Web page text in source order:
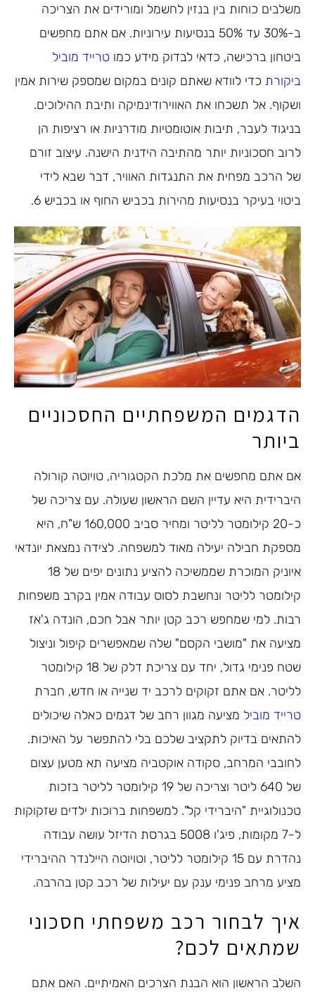
משלבים כוחות בין בנזין לחשמל ומורידים את הצריכה
ב-30% עד 50% בנסיעות עירוניות. אם אתם מחפשים
ביטחון ברכישה, כדאי לבדוק מידע כמו טרייד מוביל
ביקורת כדי לוודא שאתם קונים במקום שמספק שירות אמין
ושקוף. אל תשכחו את האווירודינמיקה ותיבת ההילוכים.
בניגוד לעבר, תיבות אוטומטיות מודרניות או רציפות הן
לרוב חסכוניות יותר מהתיבה הידנית הישנה. עיצוב זורם
של הרכב מפחית את התנגדות האוויר, דבר שבא לידי
ביטוי בעיקר בנסיעות מהירות בכביש החוף או בכביש 6.
הדגמים המשפחתיים החסכוניים
ביותר
אם אתם מחפשים את מלכת הקטגוריה, טויוטה קורולה
היברידית היא עדיין השם הראשון שעולה. עם צריכה של
כ-20 קילומטר לליטר ומחיר סביב 160,000 ש"ח, היא
מספקת חבילה יעילה מאוד למשפחה. לצידה נמצאת יונדאי
איוניק המוכרת שממשיכה להציע נתונים יפים של 18
קילומטר לליטר ונחשבת לסוס עבודה אמין בקרב משפחות
רבות. למי שמחפש רכב קטן יותר אבל חכם, הונדה ג'אז
מציעה את "מושבי הקסם" שלה שמאפשרים קיפול וניצול
שטח פנימי גדול, יחד עם צריכת דלק של 18 קילומטר
לליטר. אם אתם זקוקים לרכב יד שנייה או חדש, חברת
טרייד מוביל מציעה מגוון רחב של דגמים כאלה שיכולים
להתאים בדיוק לתקציב שלכם בלי להתפשר על האיכות.
לחובבי המרחב, סקודה אוקטביה מציעה תא מטען עצום
של 640 ליטר וצריכה של 19 קילומטר לליטר בזכות
טכנולוגיית "היברידי קל". למשפחות ברוכות ילדים שזקוקות
ל-7 מקומות, פיג'ו 5008 בגרסת הדיזל עושה עבודה
נהדרת עם 15 קילומטר לליטר, וטויוטה היילנדר ההיברידי
מציע מרחב פנימי ענק עם יעילות של רכב קטן בהרבה.
איך לבחור רכב משפחתי חסכוני
שמתאים לכם?
השלב הראשון הוא הבנת הצרכים האמיתיים. האם אתם